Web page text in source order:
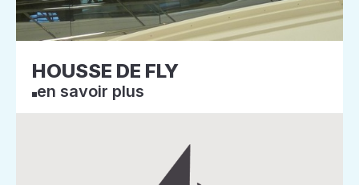
HOUSSE DE FLY
en savoir plus